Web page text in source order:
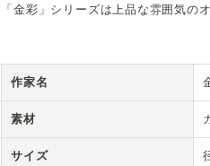
「金彩」シリーズは上品な雰囲気の
作家名
素材
サイズ